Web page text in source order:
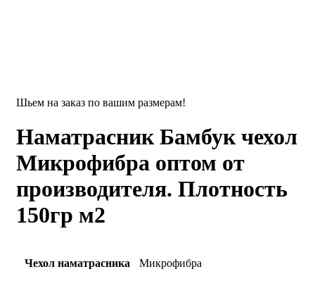
Шьем на заказ по вашим размерам!
Наматрасник Бамбук чехол
Микрофибра оптом от
производителя. Плотность
150гр м2
Чехол наматрасника Микрофибра